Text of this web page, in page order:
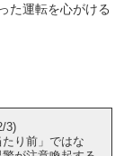
た運転を心がける
3)
たり前」ではな